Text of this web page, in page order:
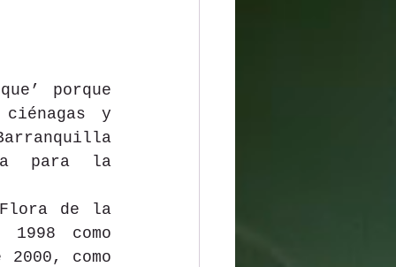
porque
y
para la
de la
como
como